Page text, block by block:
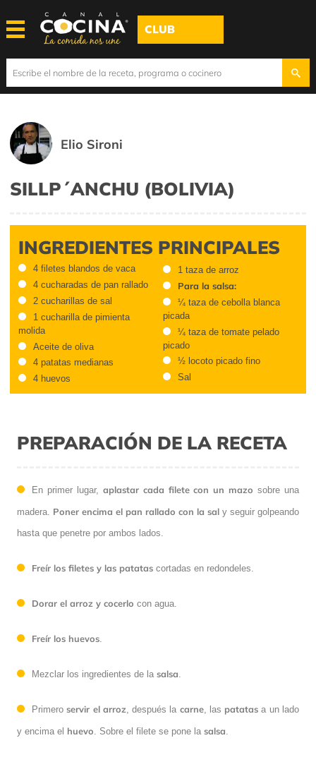
CLUB
Elio Sironi
SILLP´ANCHU (BOLIVIA)
INGREDIENTES PRINCIPALES
4 filetes blandos de vaca
4 cucharadas de pan rallado
2 cucharillas de sal
1 cucharilla de pimienta
molida
Aceite de oliva
4 patatas medianas
4 huevos
1 taza de arroz
Para la salsa:
¼ taza de cebolla blanca
picada
¼ taza de tomate pelado
picado
½ locoto picado fino
Sal
PREPARACIÓN DE LA RECETA
En primer lugar, aplastar cada filete con un mazo sobre una
madera. Poner encima el pan rallado con la sal y seguir golpeando
hasta que penetre por ambos lados.
Freír los filetes y las patatas cortadas en redondeles.
Dorar el arroz y cocerlo con agua.
Freír los huevos.
Mezclar los ingredientes de la salsa.
Primeroservir el arroz, después la carne, las patatasa un lado
y encima el huevo. Sobre el filete se pone la salsa.